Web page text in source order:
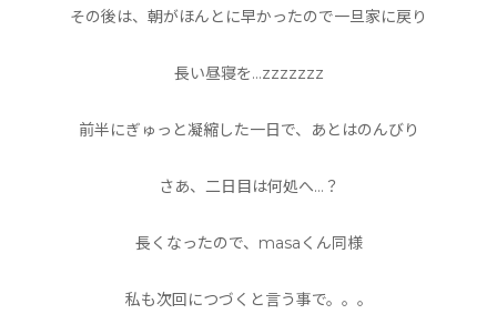
その後は、朝がほんとに早かったので一旦家に戻り
長い昼寝を…zzzzzzz
前半にぎゅっと凝縮した一日で、あとはのんびり
さあ、二日目は何処へ…？
長くなったので、masaくん同様
私も次回につづくと言う事で。。。